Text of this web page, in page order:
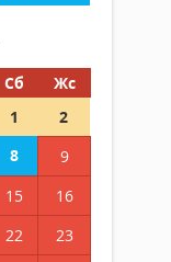
Сб
Жс
1
2
8
9
15
16
22
23